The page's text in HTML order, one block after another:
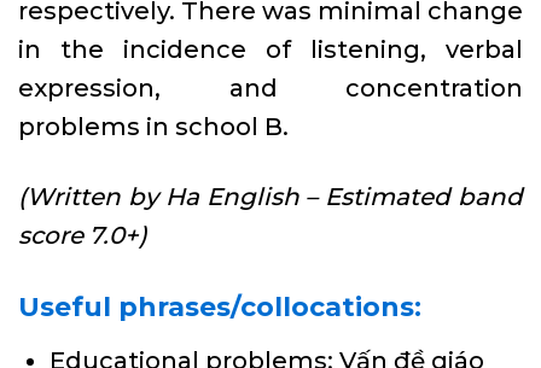
respectively. There was minimal change
in the incidence of listening, verbal
expression, and concentration
problems in school B.
(Written by Ha English – Estimated band
score 7.0+)
Useful phrases/collocations:
Educational problems: Vấn đề giáo